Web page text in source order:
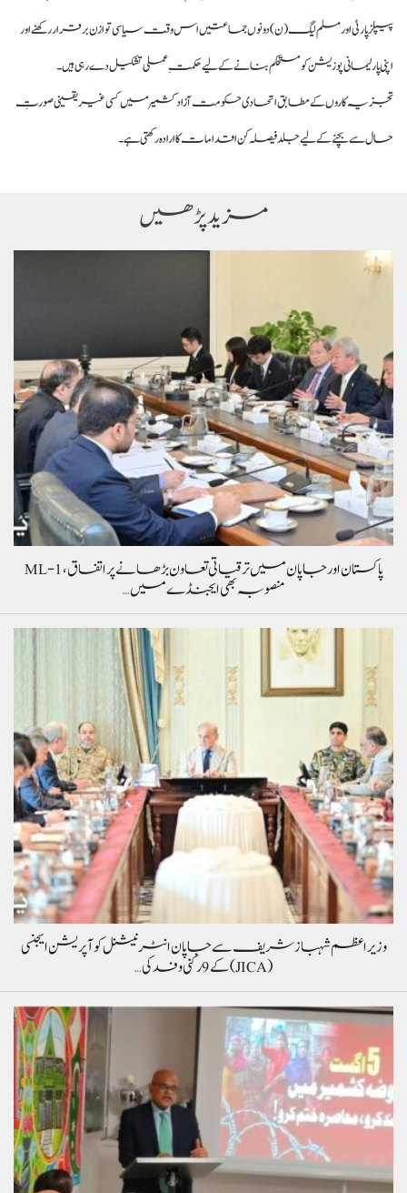
پیپلز پارٹی اور مسلم لیگ (ن) دونوں جماعتیں اس وقت سیاسی توازن برقرار رکھنے اور
اپنی پارلیمانی پوزیشن کو مستحکم بنانے کے لیے حکمتِ عملی تشکیل دے رہی ہیں۔
تجزیہ کاروں کے مطابق اتحادی حکومت آزاد کشمیر میں کسی غیر یقینی صورتِ
حال سے بچنے کے لیے جلد فیصلہ کن اقدامات کا ارادہ رکھتی ہے۔
مزید پڑھیں
پاکستان اور جاپان میں ترقیاتی تعاون بڑھانے پر اتفاق، ML-1
منصوبہ بھی ایجنڈے میں…
وزیراعظم شہباز شریف سے جاپان انٹرنیشنل کوآپریشن ایجنسی
(JICA) کے 9 رکنی وفد کی…